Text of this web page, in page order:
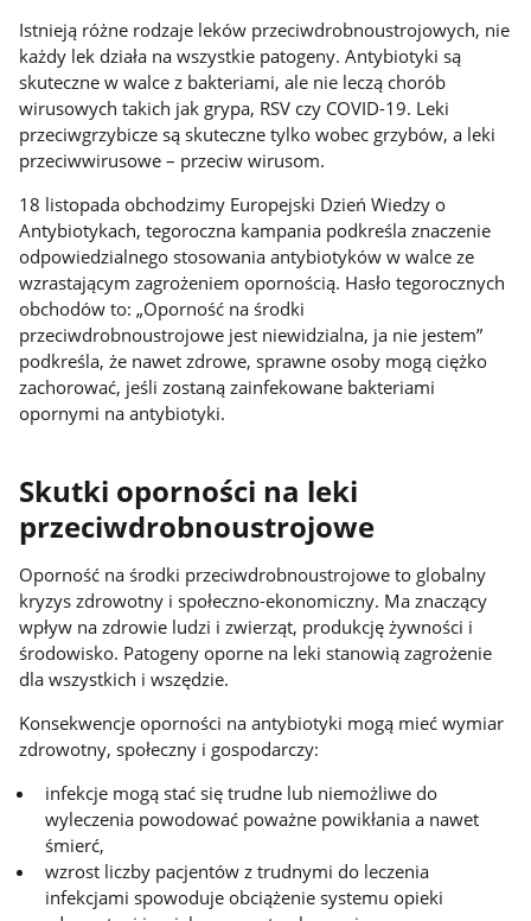
Istnieją różne rodzaje leków przeciwdrobnoustrojowych, nie
każdy lek działa na wszystkie patogeny. Antybiotyki są
skuteczne w walce z bakteriami, ale nie leczą chorób
wirusowych takich jak grypa, RSV czy COVID-19. Leki
przeciwgrzybicze są skuteczne tylko wobec grzybów, a leki
przeciwwirusowe – przeciw wirusom.
18 listopada obchodzimy Europejski Dzień Wiedzy o
Antybiotykach, tegoroczna kampania podkreśla znaczenie
odpowiedzialnego stosowania antybiotyków w walce ze
wzrastającym zagrożeniem opornością. Hasło tegorocznych
obchodów to: „Oporność na środki
przeciwdrobnoustrojowe jest niewidzialna, ja nie jestem”
podkreśla, że nawet zdrowe, sprawne osoby mogą ciężko
zachorować, jeśli zostaną zainfekowane bakteriami
opornymi na antybiotyki.
Skutki oporności na leki
przeciwdrobnoustrojowe
Oporność na środki przeciwdrobnoustrojowe to globalny
kryzys zdrowotny i społeczno-ekonomiczny. Ma znaczący
wpływ na zdrowie ludzi i zwierząt, produkcję żywności i
środowisko. Patogeny oporne na leki stanowią zagrożenie
dla wszystkich i wszędzie.
Konsekwencje oporności na antybiotyki mogą mieć wymiar
zdrowotny, społeczny i gospodarczy:
infekcje mogą stać się trudne lub niemożliwe do
wyleczenia powodować poważne powikłania a nawet
śmierć,
wzrost liczby pacjentów z trudnymi do leczenia
infekcjami spowoduje obciążenie systemu opieki